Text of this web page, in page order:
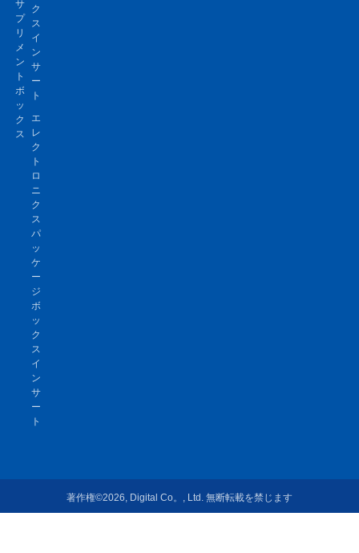
サ
プ
リ
メ
ン
ト
ボ
ッ
ク
ス
ク
ス
イ
ン
サ
ー
ト
エ
レ
ク
ト
ロ
ニ
ク
ス
パ
ッ
ケ
ー
ジ
ボ
ッ
ク
ス
イ
ン
サ
ー
ト
著作権©2026, Digital Co。, Ltd. 無断転載を禁じます